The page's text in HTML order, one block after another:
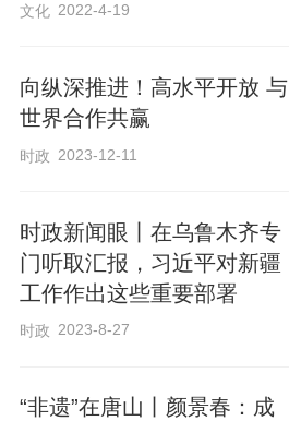
文化 2022-4-19
向纵深推进！高水平开放 与
世界合作共赢
时政 2023-12-11
时政新闻眼丨在乌鲁木齐专
门听取汇报，习近平对新疆
工作作出这些重要部署
时政 2023-8-27
“非遗”在唐山丨颜景春：成